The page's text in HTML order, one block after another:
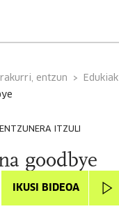
entzun
Edukiak
ENTZUNERA ITZULI
goodbye
IKUSI BIDEOA